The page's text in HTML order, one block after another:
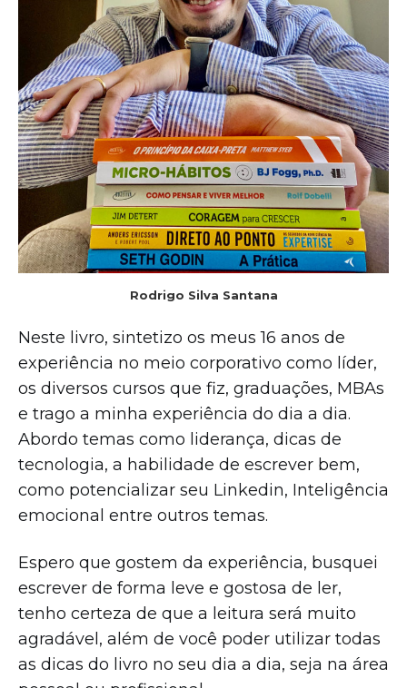
Rodrigo Silva Santana
Neste livro, sintetizo os meus 16 anos de
experiência no meio corporativo como líder,
os diversos cursos que fiz, graduações, MBAs
e trago a minha experiência do dia a dia.
Abordo temas como liderança, dicas de
tecnologia, a habilidade de escrever bem,
como potencializar seu Linkedin, Inteligência
emocional entre outros temas.
Espero que gostem da experiência, busquei
escrever de forma leve e gostosa de ler,
tenho certeza de que a leitura será muito
agradável, além de você poder utilizar todas
as dicas do livro no seu dia a dia, seja na área